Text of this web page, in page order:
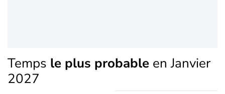
Temps le plus probable en Janvier
2027